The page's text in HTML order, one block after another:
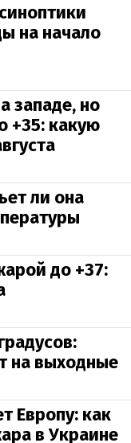
на начало
западе, но
+35: какую
ли она
до +37:
на выходные
Европу: как
в Украине